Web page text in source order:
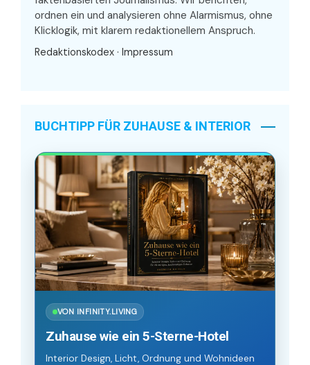
ordnen ein und analysieren ohne Alarmismus, ohne
Klicklogik, mit klarem redaktionellem Anspruch.
Redaktionskodex · Impressum
BUCHTIPP FÜR ZUHAUSE & INTERIOR
VON INFINITY.LIVING
Zuhause wie ein 5-Sterne-Hotel
Interior Design, Licht, Ordnung und Wohnideen